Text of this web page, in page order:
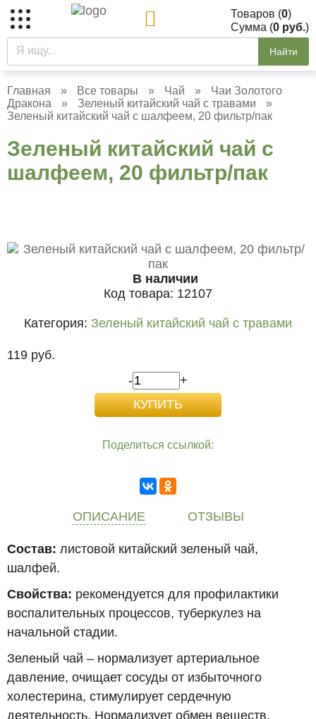
Товаров (0)
Сумма (0 руб.)
Найти
Главная » Все товары » Чай »
Чаи Золотого
Дракона
» Зеленый китайский чай с травами
»
Зеленый китайский чай с шалфеем, 20 фильтр/пак
Зеленый китайский чай с
шалфеем, 20 фильтр/пак
В наличии
Код товара: 12107
Категория: Зеленый китайский чай с травами
119 руб.
-
+
Поделиться ссылкой:
ОПИСАНИЕ ОТЗЫВЫ
Состав: листовой китайский зеленый чай,
шалфей.
Свойства: рекомендуется для профилактики
воспалительных процессов, туберкулез на
начальной стадии.
Зеленый чай – нормализует артериальное
давление, очищает сосуды от избыточного
холестерина, стимулирует сердечную
деятельность. Нормализует обмен веществ,